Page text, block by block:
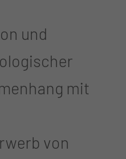
und
mit
von